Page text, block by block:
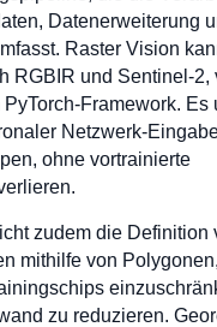
Datenerweiterung
Raster Vision
RGBIR und Sentinel-2,
Framework. Es
Netzwerk-
ohne vortrainierte
zudem die Definition
mithilfe von
zu reduzieren.